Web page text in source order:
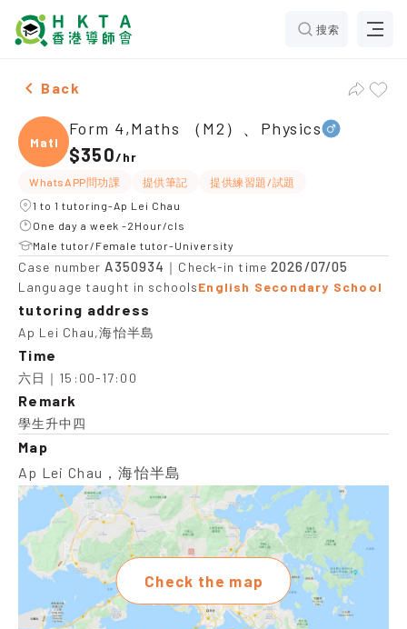
搜索
Male Form 4,Maths （M2）、Physics，Ap Lei Chau
Back
Maths
Form 4,Maths （M2）、Physics
$350/hr
WhatsAPP問功課 提供筆記
提供練習題/試題
1 to 1 tutoring-Ap Lei Chau
One day a week -2Hour/cls
Male tutor/Female tutor-University
Case number A350934 ｜Check-in time2026/07/05
Language taught in schoolsEnglish Secondary School
tutoring address
Ap Lei Chau,海怡半島
Time
六日｜15:00-17:00
Remark
學生升中四
Map
Ap Lei Chau，海怡半島
Check the map